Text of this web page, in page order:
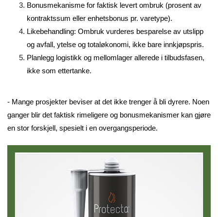
Bonusmekanisme for faktisk levert ombruk (prosent av
kontraktssum eller enhetsbonus pr. varetype).
Likebehandling: Ombruk vurderes besparelse av utslipp
og avfall, ytelse og totaløkonomi, ikke bare innkjøpspris.
Planlegg logistikk og mellomlager allerede i tilbudsfasen,
ikke som ettertanke.
- Mange prosjekter beviser at det ikke trenger å bli dyrere. Noen
ganger blir det faktisk rimeligere og bonusmekanismer kan gjøre
en stor forskjell, spesielt i en overgangsperiode.